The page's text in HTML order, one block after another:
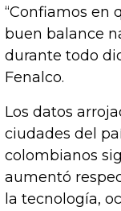
“Confiamos en
buen balance
durante todo
Fenalco.
Los datos
ciudades del
colombianos
aumentó
la tecnología,